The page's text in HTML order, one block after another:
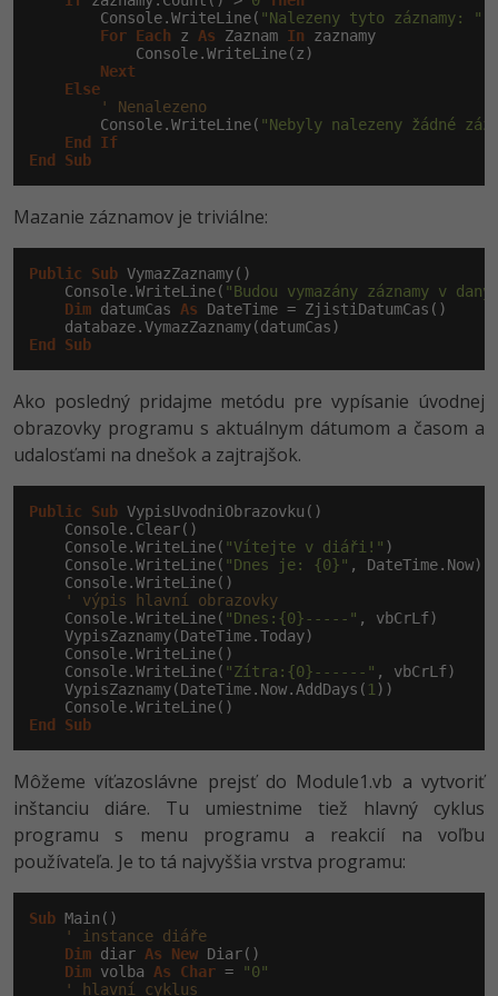
        Console.WriteLine(
"Nalezeny tyto záznamy: "
For Each z As Zaznam In zaznamy
            Console.WriteLine(z)
Next
Else
' Nenalezeno
        Console.WriteLine(
"Nebyly nalezeny žádné
End
If
End
Sub
Mazanie záznamov je triviálne:
Public Sub VymazZaznamy()
    Console.WriteLine(
"Budou vymazány záznamy v
Dim datumCas As DateTime = ZjistiDatumCas()
End
Sub
Ako posledný pridajme metódu pre vypísanie úvodnej
obrazovky programu s aktuálnym dátumom a časom a
udalosťami na dnešok a zajtrajšok.
Public Sub VypisUvodniObrazovku()
    Console.Clear()
    Console.WriteLine(
"Vítejte v diáři!" )
    Console.WriteLine(
"Dnes je: {0}" , DateTime.Now)
    Console.WriteLine()
' výpis hlavní obrazovky
    Console.WriteLine(
"Dnes:{0}-----" , vbCrLf)
    VypisZaznamy(DateTime.Today)
    Console.WriteLine()
    Console.WriteLine(
"Zítra:{0}------" , vbCrLf)
    VypisZaznamy(DateTime.Now.AddDays(
1 ))
End
Sub
Môžeme víťazoslávne prejsť do Module1.vb a vytvoriť
inštanciu diáre. Tu umiestnime tiež hlavný cyklus
programu s menu programu a reakcií na voľbu
používateľa. Je to tá najvyššia vrstva programu:
Sub Main()
' instance diáře
Dim diar As New Diar()
Dim volba As Char =
"0"
' hlavní cyklus